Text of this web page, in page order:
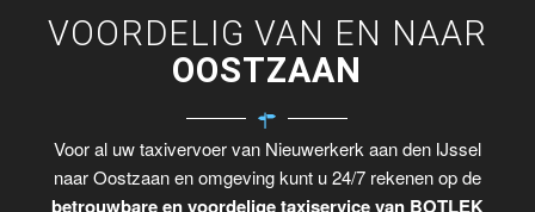
VOORDELIG VAN EN NAAR
OOSTZAAN
Voor al uw taxivervoer van Nieuwerkerk aan den IJssel
naar Oostzaan en omgeving kunt u 24/7 rekenen op de
betrouwbare en voordelige taxiservice van BOTLEK